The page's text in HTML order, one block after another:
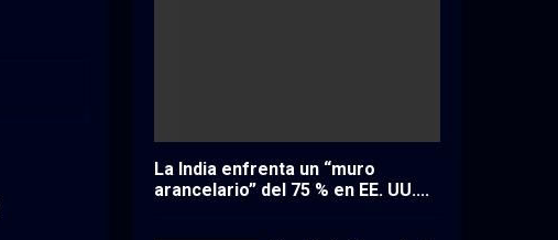
La India enfrenta un “muro
arancelario” del 75 % en EE. UU....